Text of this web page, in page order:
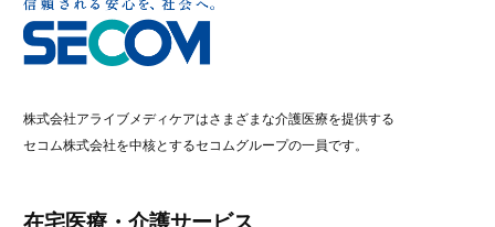
株式会社アライブメディケアはさまざまな介護医療を提供する
セコム株式会社を中核とするセコムグループの一員です。